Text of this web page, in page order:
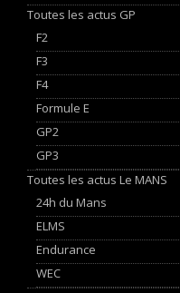
Toutes les actus GP
F2
F3
F4
Formule E
GP2
GP3
Toutes les actus Le MANS
24h du Mans
ELMS
Endurance
WEC